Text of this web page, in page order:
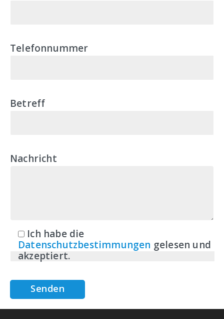
Telefonnummer
Betreff
Nachricht
Ich habe die
Datenschutzbestimmungen gelesen und
akzeptiert.